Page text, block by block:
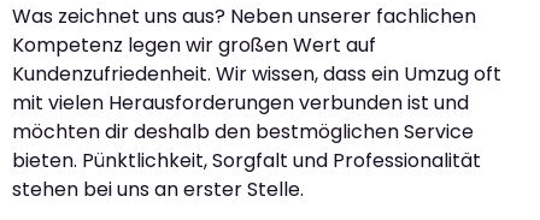
Was zeichnet uns aus? Neben unserer fachlichen
Kompetenz legen wir großen Wert auf
Kundenzufriedenheit. Wir wissen, dass ein Umzug oft
mit vielen Herausforderungen verbunden ist und
möchten dir deshalb den bestmöglichen Service
bieten. Pünktlichkeit, Sorgfalt und Professionalität
stehen bei uns an erster Stelle.